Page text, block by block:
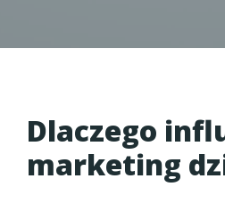
Dlaczego
marketing